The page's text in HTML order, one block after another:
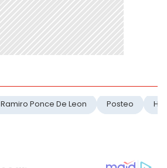
Ramiro Ponce De Leon Posteo Hot